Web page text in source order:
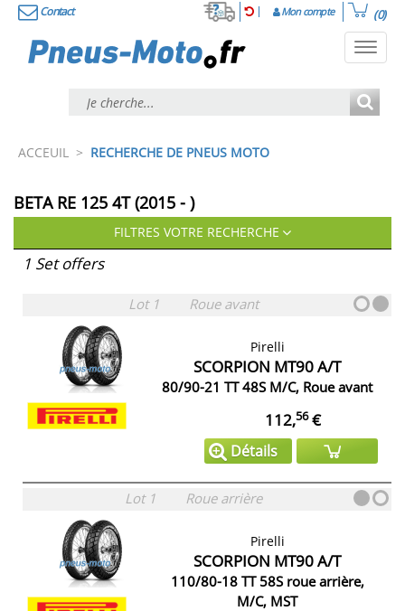
Contact Mon compte (0)
ACCEUIL > RECHERCHE DE PNEUS MOTO
BETA RE 125 4T (2015 - )
FILTRES VOTRE RECHERCHE
1 Set offers
Lot 1 Roue avant
Pirelli
SCORPION MT90 A/T
80/90-21 TT 48S M/C, Roue avant
112,56€
Détails
Lot 1 Roue arrière
Pirelli
SCORPION MT90 A/T
110/80-18 TT 58S roue arrière,
M/C, MST